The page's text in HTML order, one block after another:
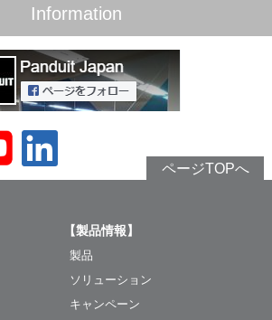
Information
ページTOPへ
【製品情報】
製品
ソリューション
キャンペーン